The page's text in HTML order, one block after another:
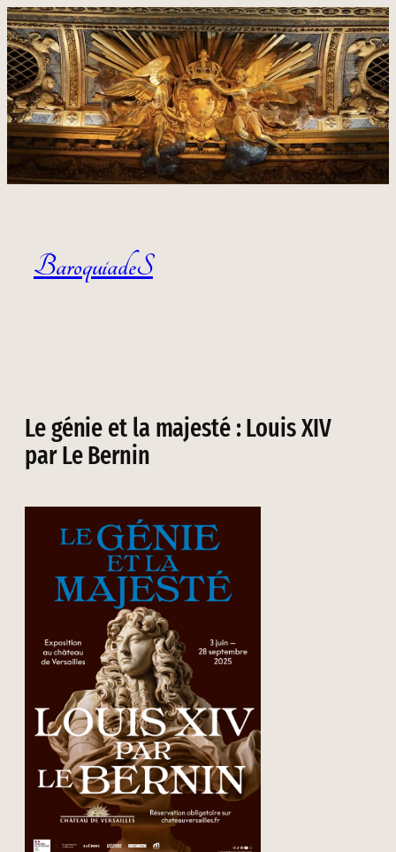
Aller au contenu
BaroquiadeS
Le génie et la majesté : Louis XIV
par Le Bernin